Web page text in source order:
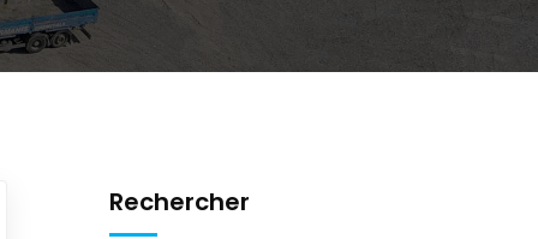
Rechercher